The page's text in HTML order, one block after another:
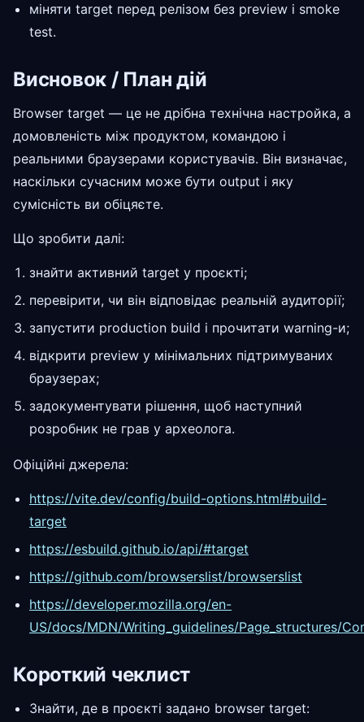
міняти target перед релізом без preview і smoke
test.
Висновок / План дій
Browser target — це не дрібна технічна настройка, а
домовленість між продуктом, командою і
реальними браузерами користувачів. Він визначає,
наскільки сучасним може бути output і яку
сумісність ви обіцяєте.
Що зробити далі:
знайти активний target у проєкті;
перевірити, чи він відповідає реальній аудиторії;
запустити production build і прочитати warning-и;
відкрити preview у мінімальних підтримуваних
браузерах;
задокументувати рішення, щоб наступний
розробник не грав у археолога.
Офіційні джерела:
https://vite.dev/config/build-options.html#build-
target
https://esbuild.github.io/api/#target
https://github.com/browserslist/browserslist
https://developer.mozilla.org/en-
US/docs/MDN/Writing_guidelines/Page_structures/
Короткий чеклист
Знайти, де в проєкті задано browser target: